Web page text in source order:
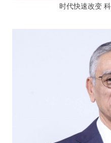
时代快速改变